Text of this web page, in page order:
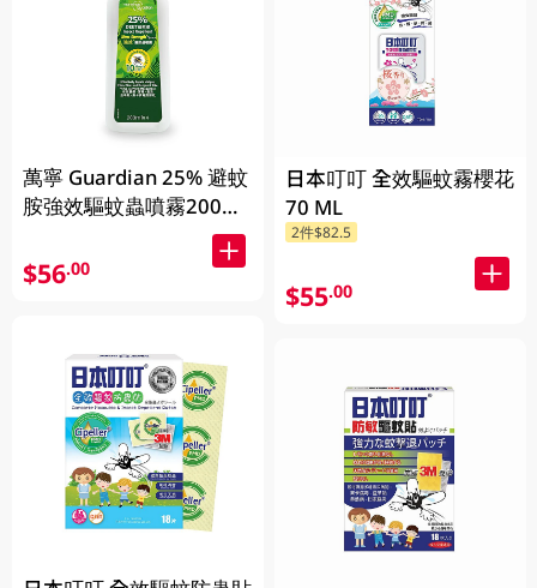
萬寧 Guardian 25% 避蚊
胺強效驅蚊蟲噴霧200毫
$56.00
日本叮叮 全效驅蚊霧櫻花
70 ML
2件$82.5
$55.00